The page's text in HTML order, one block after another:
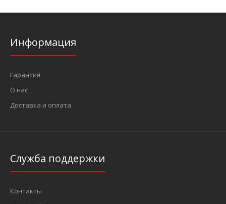
Информация
Гарантия
О нас
Доставка и оплата
Служба поддержки
Контакты